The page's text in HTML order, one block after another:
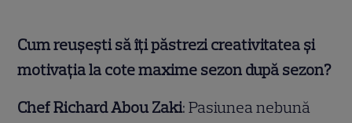
Cum reușești să îți păstrezi creativitatea și
motivația la cote maxime sezon după sezon?
Chef Richard Abou Zaki: Pasiunea nebună